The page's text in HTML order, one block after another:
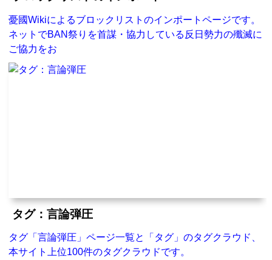
憂國Wikiによるブロックリストのインポートページです。
ネットでBAN祭りを首謀・協力している反日勢力の殲滅に
ご協力をお
タグ：言論弾圧
タグ「言論弾圧」ページ一覧と「タグ」のタグクラウド、
本サイト上位100件のタグクラウドです。